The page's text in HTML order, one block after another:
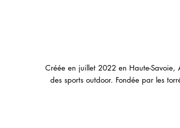
Créée en juillet 2022 en Haute-Savoie,
des sports outdoor. Fondée par les